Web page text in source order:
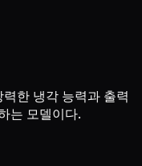
한 냉각 능력과 출력
는 모델이다.